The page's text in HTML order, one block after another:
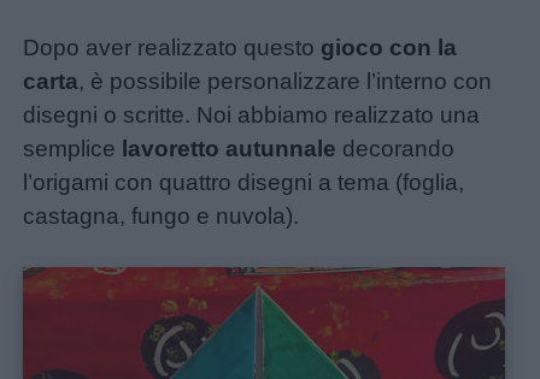
Dopo aver realizzato questo gioco con la
carta, è possibile personalizzare l’interno con
disegni o scritte. Noi abbiamo realizzato una
semplice lavoretto autunnale decorando
l’origami con quattro disegni a tema (foglia,
castagna, fungo e nuvola).